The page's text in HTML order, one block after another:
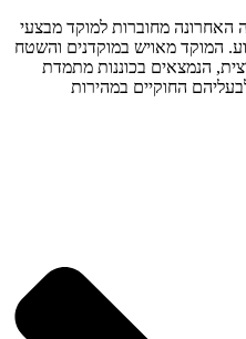
האחרונה מחוברות למוקד מבצעי
7 ימים בשבוע. המוקד מאויש במוקדנים והשטח
הנמצאים בכוננות מתמדת
החוקיים במהירות